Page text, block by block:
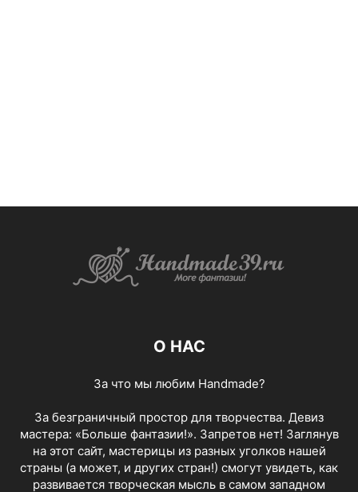
О НАС
За что мы любим Handmade?
За безграничный простор для творчества. Девиз
мастера: «Больше фантазии!». Запретов нет! Заглянув
на этот сайт, мастерицы из разных уголков нашей
страны (а может, и других стран!) смогут увидеть, как
развивается творческая мысль в самом западном